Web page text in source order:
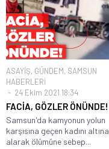
ASAYİŞ, GÜNDEM, SAMSUN
HABERLERİ
24 Ekim 2021 18:34
FACİA, GÖZLER ÖNÜNDE!
Samsun'da kamyonun yolun
karşısına geçen kadını altına
alarak ölümüne sebep...